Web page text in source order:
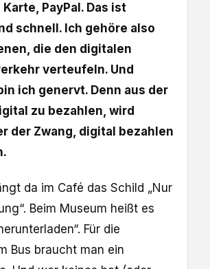
PayPal. Das ist
schnell. Ich gehöre also
die den digitalen
verteufeln. Und
ich genervt. Denn aus der
zu bezahlen, wird
der Zwang, digital bezahlen
da im Café das Schild „Nur
Beim Museum heißt es
Für die
Bus braucht man ein